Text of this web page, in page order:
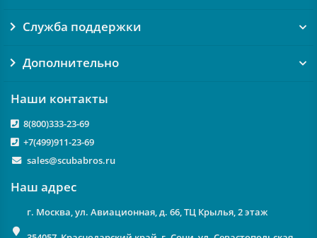
Служба поддержки
Дополнительно
Наши контакты
8(800)333-23-69
+7(499)911-23-69
sales@scubabros.ru
Наш адрес
г. Москва, ул. Авиационная, д. 66, ТЦ Крылья, 2 этаж